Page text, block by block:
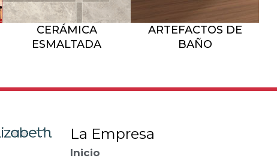
CERÁMICA
ESMALTADA
ARTEFACTOS DE
BAÑO
La Empresa
Inicio